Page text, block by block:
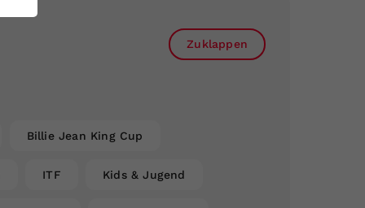
Zuklappen
Billie Jean King Cup
ITF Kids & Jugend